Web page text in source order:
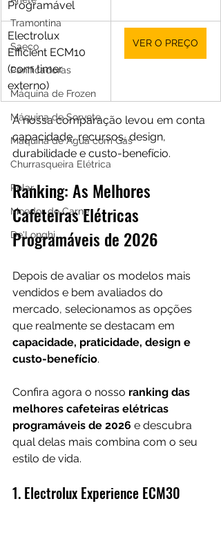
Tramontina
Saeco
Panificadoras
Máquina de Frozen
Máquina de Sorvete
Máquina de Água com Gás
Churrasqueira Elétrica
Polar
Moedor de Carne
De'Longhi
Programável
Electrolux
Efficient ECM10
(com timer
externo)
VER O PREÇO
A nossa comparação levou em conta
capacidade, recursos, design,
durabilidade e custo-benefício.
Ranking: As Melhores
Cafeteiras Elétricas
Programáveis de 2026
Depois de avaliar os modelos mais
vendidos e bem avaliados do
mercado, selecionamos as opções
que realmente se destacam em
capacidade, praticidade, design e
custo-benefício.
Confira agora o nosso ranking das
melhores cafeteiras elétricas
programáveis de 2026 e descubra
qual delas mais combina com o seu
estilo de vida.
1. Electrolux Experience ECM30